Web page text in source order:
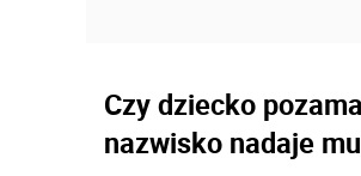
Czy dziecko
nazwisko nadaje